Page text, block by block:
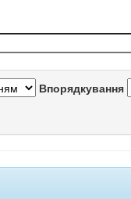
Впорядкування